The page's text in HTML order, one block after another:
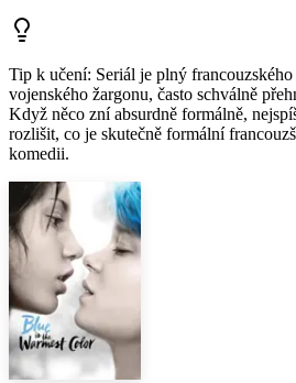
Tip k učení: Seriál je plný
vojenského žargonu, často schválně
Když něco zní absurdně formálně,
rozlišit, co je skutečně formální
komedii.